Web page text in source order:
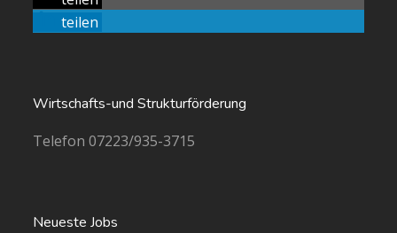
teilen
Wirtschafts-und Strukturförderung
Telefon 07223/935-3715
Neueste Jobs